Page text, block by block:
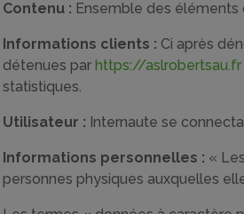
Contenu : Ensemble des éléments
Informations clients : Ci après
détenues parhttps://aslrobertsau.fr
statistiques.
Utilisateur : Internaute se
Informations personnelles : «
personnes physiques auxquelles